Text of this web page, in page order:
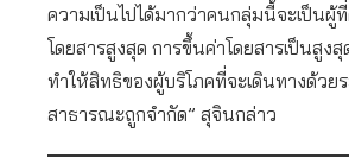
ความเป็นไปได้มากว่าคนกลุ่มนี้จะเป็นผู้
โดยสารสูงสุด การขึ้นค่าโดยสารเป็นสูง
ทำให้สิทธิของผู้บริโภคที่จะเดินทางด้วย
สาธารณะถูกจำกัด” สุจินกล่าว